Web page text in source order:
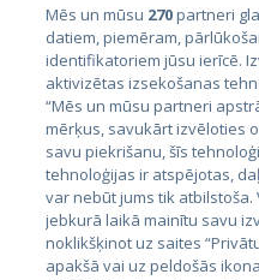
Страны
Эстония
Латвия
Литва
Mēs un mūsu 270partneri
datiem, piemēram,
identifikatoriem jūsu ierīcē.
aktivizētas izsekošanas
“Mēs un mūsu partneri
mērķus, savukārt izvēloties
savu piekrišanu, šīs
tehnoloģijas ir atspējotas,
var nebūt jums tik
jebkurā laikā mainītu savu
noklikšķinot uz saites
apakšā vai uz peldošās